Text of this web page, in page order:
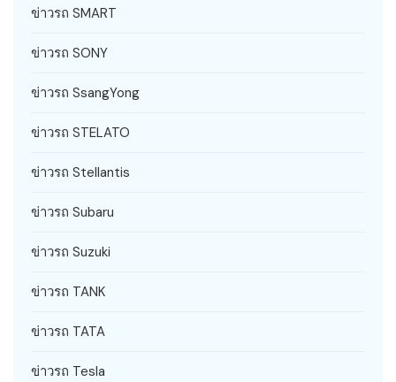
ข่าวรถ SMART
ข่าวรถ SONY
ข่าวรถ SsangYong
ข่าวรถ STELATO
ข่าวรถ Stellantis
ข่าวรถ Subaru
ข่าวรถ Suzuki
ข่าวรถ TANK
ข่าวรถ TATA
ข่าวรถ Tesla